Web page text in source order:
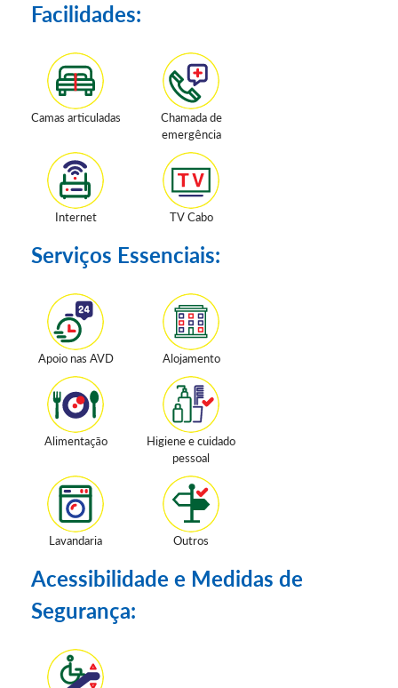
Facilidades:
Camas articuladas
Chamada de
emergência
Internet TV Cabo
Serviços Essenciais:
Apoio nas AVD Alojamento
Alimentação
Higiene e cuidado
pessoal
Lavandaria Outros
Acessibilidade e Medidas de
Segurança: